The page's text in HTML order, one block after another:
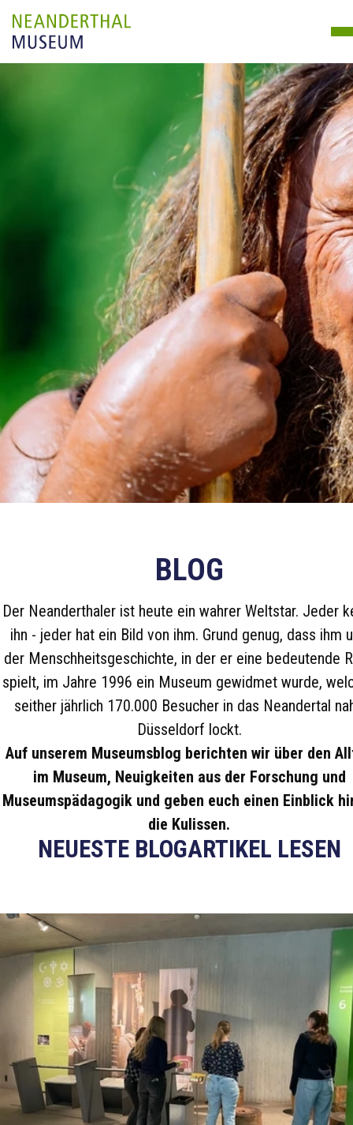
BLOG
Der Neanderthaler ist heute ein wahrer Weltstar. Jeder
ihn - jeder hat ein Bild von ihm. Grund genug, dass ihm
der Menschheitsgeschichte, in der er eine bedeutende
spielt, im Jahre 1996 ein Museum gewidmet wurde,
seither jährlich 170.000 Besucher in das Neandertal
Düsseldorf lockt.
Auf unserem Museumsblog berichten wir über den
im Museum, Neuigkeiten aus der Forschung und
Museumspädagogik und geben euch einen Einblick
die Kulissen.
NEUESTE BLOGARTIKEL LESEN